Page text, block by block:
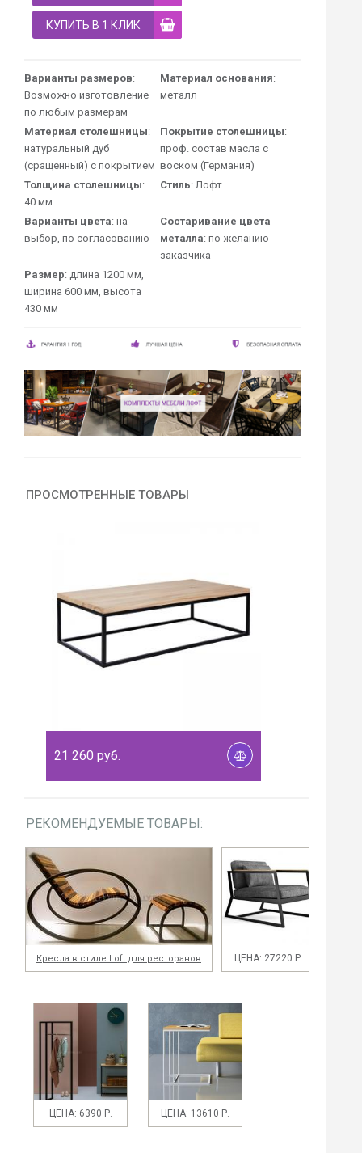
КУПИТЬ В 1 КЛИК
Варианты размеров:
Возможно изготовление
по любым размерам
Материал основания:
металл
Материал столешницы:
натуральный дуб
(сращенный) с покрытием
Покрытие столешницы:
проф. состав масла с
воском (Германия)
Толщина столешницы:
40 мм
Стиль: Лофт
Варианты цвета: на
выбор, по согласованию
Состаривание цвета
металла: по желанию
заказчика
Размер: длина 1200 мм,
ширина 600 мм, высота
430 мм
ПРОСМОТРЕННЫЕ ТОВАРЫ
21 260 руб.
РЕКОМЕНДУЕМЫЕ ТОВАРЫ:
Кресла в стиле Loft для ресторанов ЦЕНА: 27220 Р.
ЦЕНА: 6390 Р. ЦЕНА: 13610 Р.